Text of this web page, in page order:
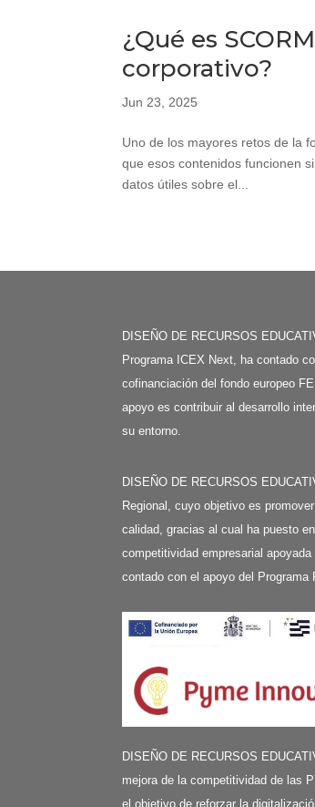
¿Qué es
corporativo?
Jun 23, 2025
Uno de los mayores retos de la
que esos contenidos funcionen
datos útiles sobre el...
DISEÑO DE RECURSOS
Programa ICEX Next, ha contado
cofinanciación del fondo europeo
apoyo es contribuir al desarrollo
su entorno.
DISEÑO DE RECURSOS
Regional, cuyo objetivo es
calidad, gracias al cual ha puesto
competitividad empresarial
contado con el apoyo del
DISEÑO DE RECURSOS
mejora de la competitividad de las
el objetivo de reforzar la